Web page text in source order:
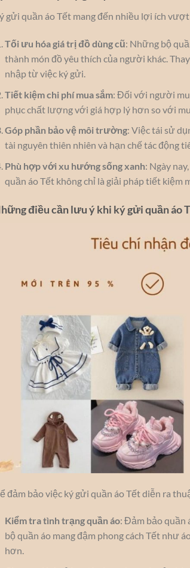
gửi quần áo Tết mang đến nhiều lợi ích
Tối ưu hóa giá trị đồ dùng cũ: Những bộ
thành món đồ yêu thích của người khác.
nhập từ việc ký gửi.
Tiết kiệm chi phí mua sắm: Đối với người
phục chất lượng với giá hợp lý hơn so với
Góp phần bảo vệ môi trường: Việc tái sử
tài nguyên thiên nhiên và hạn chế tác động
Phù hợp với xu hướng sống xanh: Ngày
quần áo Tết không chỉ là giải pháp tiết kiệm
điều cần lưu ý khi ký gửi quần áo
đảm bảo việc ký gửi quần áo Tết diễn ra
Kiểm tra tình trạng quần áo: Đảm bảo quần
bộ quần áo mang đậm phong cách Tết như
hơn.